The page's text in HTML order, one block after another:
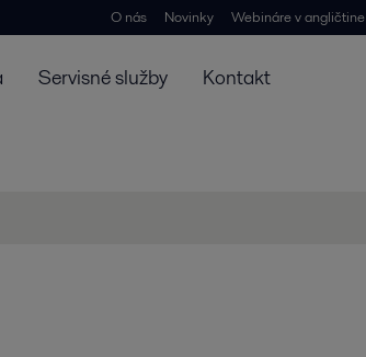
O nás Novinky Webináre v angličtine
Servisné služby Kontakt